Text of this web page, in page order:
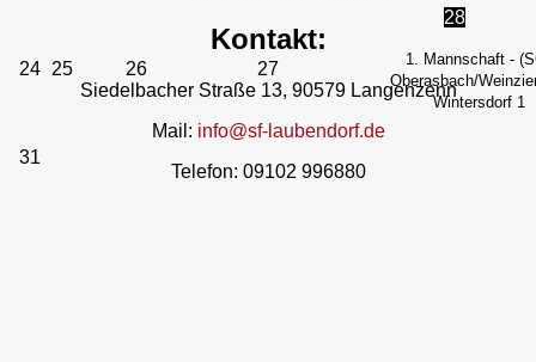
24 25 26 27
28
1. Mannschaft -
Oberasbach/
Wintersdorf 1
31
Kontakt:
Siedelbacher Straße 13, 90579 Langenzenn
Mail: info@sf-laubendorf.de
Telefon: 09102 996880